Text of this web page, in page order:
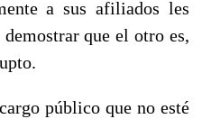
a sus afiliados les
que el otro es,
público que no esté